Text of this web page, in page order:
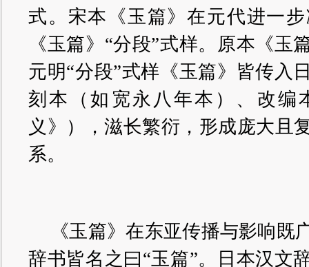
式。宋本《玉篇》在元代进一
《玉篇》“分段”式样。原本《玉
元明“分段”式样《玉篇》皆传入
刻本（如宽永八年本）、改编
义》），滋长繁衍，形成庞大且
系。
《玉篇》在东亚传播与影响既
辞书皆名之曰“玉篇”。日本汉文